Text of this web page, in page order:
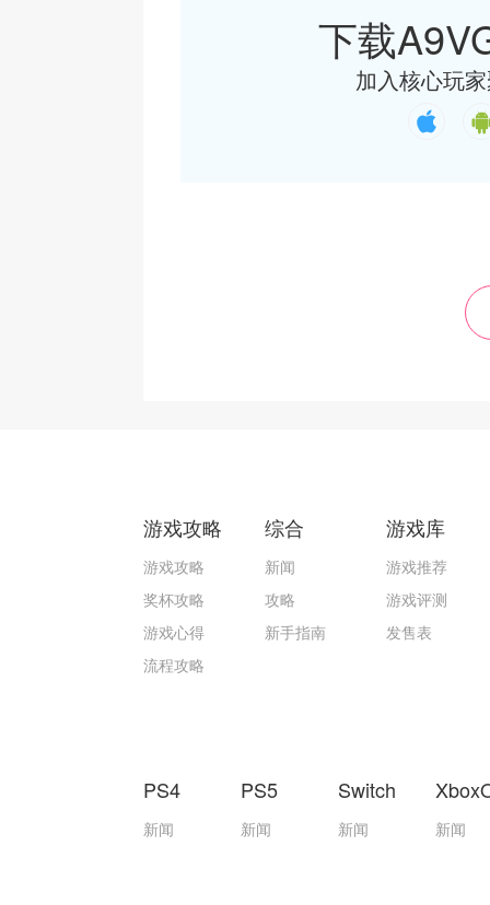
下载
加入核心玩
游戏攻略
游戏攻略
奖杯攻略
游戏心得
流程攻略
综合
新闻
攻略
新手指南
游戏库
游戏推荐
游戏评测
发售表
PS4
新闻
PS5
新闻
Switch
新闻 新闻